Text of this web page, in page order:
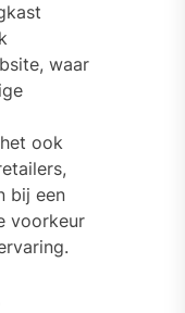
waar
ook
bij een
voorkeur